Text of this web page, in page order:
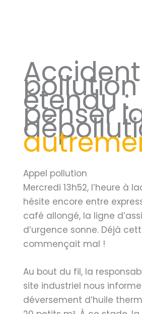
pollution
étendu :
penser
Appel pollution
Mercredi 13h52, l’heure à
hésite encore entre
café allongé, la ligne
d’urgence sonne. Déjà
commençait mal !
Au bout du fil, la
site industriel nous informe
déversement d’huile